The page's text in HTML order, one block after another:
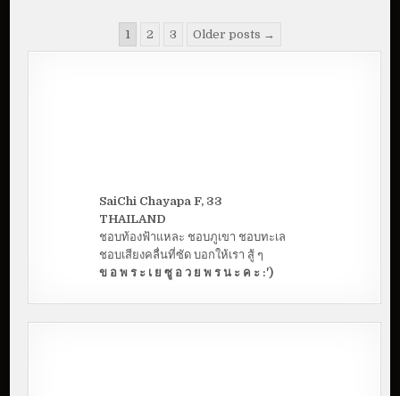
o
1 2 3 Older posts →
SaiChi Chayapa F, 33
THAILAND
ชอบท้องฟ้าแหละ ชอบภูเขา ชอบทะเล
ชอบเสียงคลื่นที่ซัด บอกให้เรา สู้ ๆ
ข อ พ ร ะ เ ย ซู อ ว ย พ ร น ะ ค ะ :')